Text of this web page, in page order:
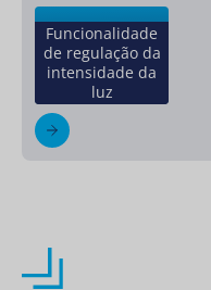
Funcionalidade
de regulação da
intensidade da
luz